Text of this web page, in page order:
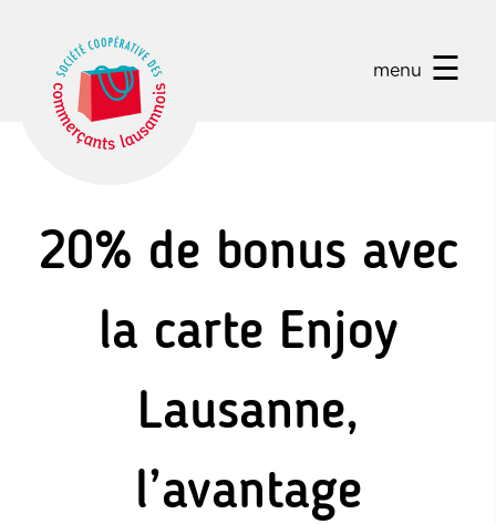
menu ☰
20% de bonus avec
la carte Enjoy
Lausanne,
l’avantage